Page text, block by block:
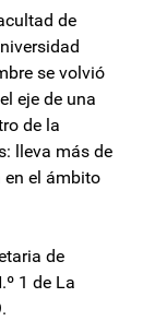
de
se volvió
eje de una
de la
lleva más de
en el ámbito
de
1 de La